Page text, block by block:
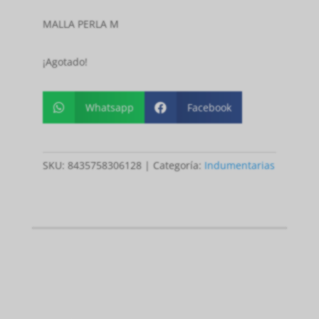
MALLA PERLA M
¡Agotado!
 Whatsapp  Facebook
SKU: 8435758306128 Categoría: Indumentarias